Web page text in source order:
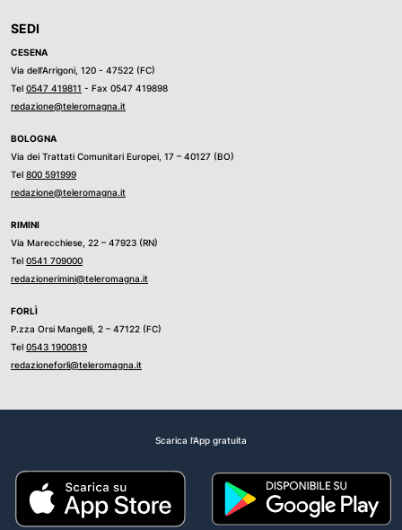
SEDI
CESENA
Via dell’Arrigoni, 120 - 47522 (FC)
Tel 0547 419811 - Fax 0547 419898
redazione@teleromagna.it
BOLOGNA
Via dei Trattati Comunitari Europei, 17 – 40127 (BO)
Tel 800 591999
redazione@teleromagna.it
RIMINI
Via Marecchiese, 22 – 47923 (RN)
Tel 0541 709000
redazionerimini@teleromagna.it
FORLÌ
P.zza Orsi Mangelli, 2 – 47122 (FC)
Tel 0543 1900819
redazioneforli@teleromagna.it
Scarica l'App gratuita